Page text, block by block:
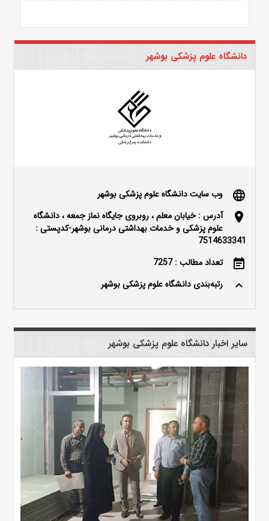
دانشگاه علوم پزشکی بوشهر
language وب سایت دانشگاه علوم پزشکی بوشهر
location_on
آدرس : خیابان معلم ، روبروی جایگاه نماز جمعه ، دانشگاه
علوم پزشکی و خدمات بهداشتی درمانی بوشهر-کدپستی :
7514633341
event_note تعداد مطالب : 7257
keyboard_arrow_up رتبه‌بندی دانشگاه علوم پزشکی بوشهر
سایر اخبار دانشگاه علوم پزشکی بوشهر